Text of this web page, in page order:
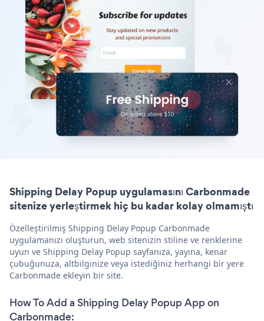
Shipping Delay Popup uygulamasını Carbonmade
sitenize yerleştirmek hiç bu kadar kolay olmamıştı
Özelleştirilmiş Shipping Delay Popup Carbonmade
uygulamanızı oluşturun, web sitenizin stiline ve renklerine
uyun ve Shipping Delay Popup sayfanıza, yayına, kenar
çubuğunuza, altbilginize veya istediğiniz herhangi bir yere
Carbonmade ekleyin bir site.
How To Add a Shipping Delay Popup App on
Carbonmade: